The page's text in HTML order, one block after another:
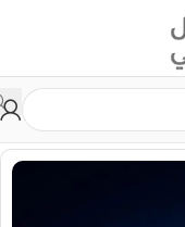
الصفحة 2